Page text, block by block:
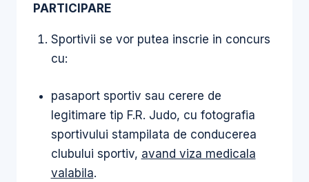
PARTICIPARE
Sportivii se vor putea inscrie in concurs
cu:
pasaport sportiv sau cerere de
legitimare tip F.R. Judo, cu fotografia
sportivului stampilata de conducerea
clubului sportiv, avand viza medicala
valabila.